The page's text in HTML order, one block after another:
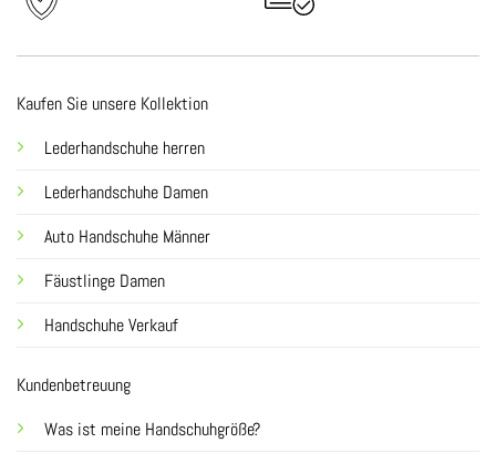
Kaufen Sie unsere Kollektion
Lederhandschuhe herren
Lederhandschuhe Damen
Auto Handschuhe Männer
Fäustlinge Damen
Handschuhe Verkauf
Kundenbetreuung
Was ist meine Handschuhgröße?